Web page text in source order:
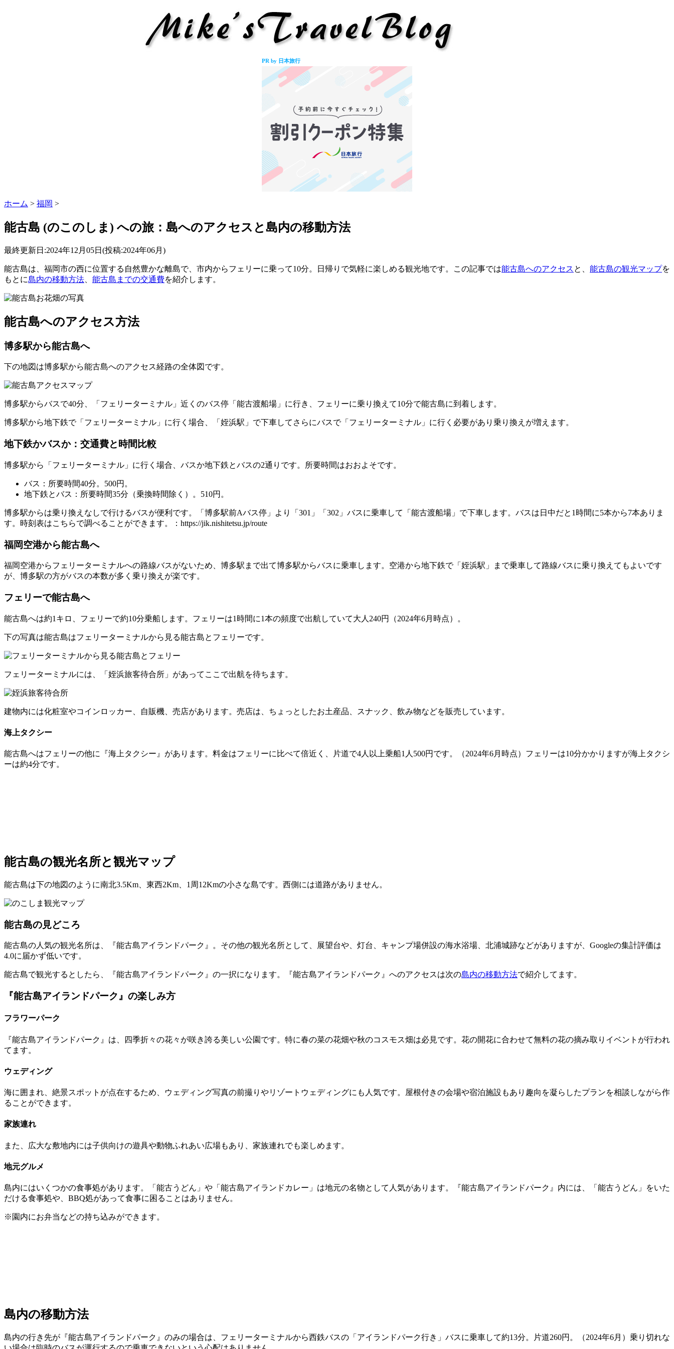
PR by 日本旅行
ホーム > 福岡 >
能古島 (のこのしま) への旅：島へのアクセスと島内の移動方法
最終更新日:2024年12月05日(投稿:2024年06月)
能古島は、福岡市の西に位置する自然豊かな離島で、市内からフェリーに乗って10分。日帰りで気軽に楽しめる観光地です。この記事では能古島へのアクセス と、 能古島の観光マップを
もとに島内の移動方法 能古島までの交通費を紹介します。
能古島へのアクセス方法
博多駅から能古島へ
下の地図は博多駅から能古島へのアクセス経路の全体図です。
博多駅からバスで40分、「フェリーターミナル」近くのバス停「能古渡船場」に行き、フェリーに乗り換えて10分で能古島に到着します。
博多駅から地下鉄で「フェリーターミナル」に行く場合、「姪浜駅」で下車してさらにバスで「フェリーターミナル」に行く必要があり乗り換えが増えます。
地下鉄かバスか：交通費と時間比較
博多駅から「フェリーターミナル」に行く場合、バスか地下鉄とバスの2通りです。所要時間はおおよそです。
バス：所要時間40分。500円。
地下鉄とバス：所要時間35分（乗換時間除く）。510円。
博多駅からは乗り換えなしで行けるバスが便利です。
「博多駅前Aバス停」より「301」「302」バスに乗車して「能古渡船場」で下車します。バスは日中だと1時間に5本から7本ありま
す。時刻表はこちらで調べることができます。：https://jik.nishitetsu.jp/route
福岡空港から能古島へ
福岡空港からフェリーターミナルへの路線バスがないため、博多駅まで出て博多駅からバスに乗車します。空港から地下鉄で「姪浜駅」まで乗車して路線バスに乗り換えてもよいです
が、博多駅の方がバスの本数が多く乗り換えが楽です。
フェリーで能古島へ
能古島へは約1キロ、フェリーで約10分乗船します。フェリーは1時間に1本の頻度で出航していて大人240円（2024年6月時点）。
下の写真は能古島はフェリーターミナルから見る能古島とフェリーです。
フェリーターミナルには、「姪浜旅客待合所」があってここで出航を待ちます。
建物内には化粧室やコインロッカー、自販機、売店があります。売店は、ちょっとしたお土産品、スナック、飲み物などを販売しています。
海上タクシー
能古島へはフェリーの他に『海上タクシー』があります。料金はフェリーに比べて倍近く、片道で4人以上乗船1人500円です。（2024年6月時点）フェリーは10分かかりますが海上タクシ
ーは約4分です。
能古島の観光名所と観光マップ
能古島は下の地図のように南北3.5Km、東西2Km、1周12Kmの小さな島です。西側には道路がありません。
能古島の見どころ
能古島の人気の観光名所は、『能古島アイランドパーク』。その他の観光名所として、展望台や、灯台、キャンプ場併設の海水浴場、北浦城跡などがありますが、Googleの集計評価は
4.0に届かず低いです。
能古島で観光するとしたら、『能古島アイランドパーク』の一択になります。『能古島アイランドパーク』へのアクセスは次の島内の移動方法で紹介してます。
『能古島アイランドパーク』の楽しみ方
フラワーパーク
『能古島アイランドパーク』は、四季折々の花々が咲き誇る美しい公園です。特に春の菜の花畑や秋のコスモス畑は必見です。花の開花に合わせて無料の花の摘み取りイベントが行われ
てます。
ウェディング
海に囲まれ、絶景スポットが点在するため、ウェディング写真の前撮りやリゾートウェディングにも人気です。屋根付きの会場や宿泊施設もあり趣向を凝らしたプランを相談しながら作
ることができます。
家族連れ
また、広大な敷地内には子供向けの遊具や動物ふれあい広場もあり、家族連れでも楽しめます。
地元グルメ
島内にはいくつかの食事処があります。「能古うどん」や「能古島アイランドカレー」は地元の名物として人気があります。『能古島アイランドパーク』内には、「能古うどん」をいた
だける食事処や、BBQ処があって食事に困ることはありません。
※園内にお弁当などの持ち込みができます。
島内の移動方法
島内の行き先が『能古島アイランドパーク』のみの場合は、フェリーターミナルから西鉄バスの「アイランドパーク行き」バスに乗車して約13分。片道260円。（2024年6月）乗り切れな